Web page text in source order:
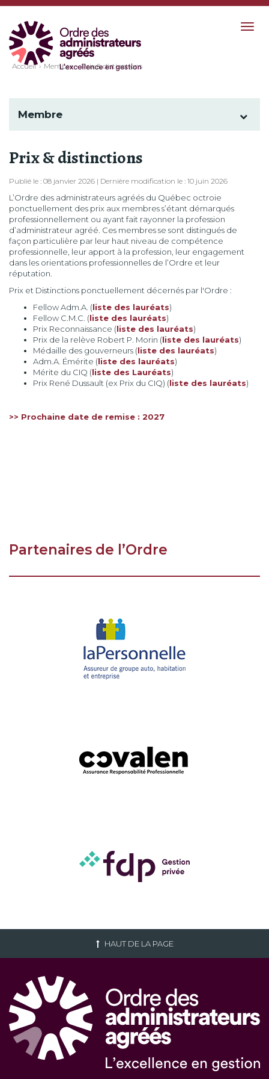
Accueil Membre Prix & distinctions
Membre
Prix & distinctions
Publié le : 08 janvier 2026 | Dernière modification le : 10 juin 2026
L’Ordre des administrateurs agréés du Québec octroie
ponctuellement des prix aux membres s’étant démarqués
professionnellement ou ayant fait rayonner la profession
d’administrateur agréé. Ces membres se sont distingués de
façon particulière par leur haut niveau de compétence
professionnelle, leur apport à la profession, leur engagement
dans les orientations professionnelles de l’Ordre et leur
réputation.
Prix et Distinctions ponctuellement décernés par l'Ordre :
Fellow Adm.A. (liste des lauréats)
Fellow C.M.C. (liste des lauréats)
Prix Reconnaissance (liste des lauréats)
Prix de la relève Robert P. Morin (liste des lauréats)
Médaille des gouverneurs (liste des lauréats)
Adm.A. Émérite (liste des lauréats)
Mérite du CIQ (liste des Lauréats)
Prix René Dussault (ex Prix du CIQ) (liste des lauréats)
>> Prochaine date de remise : 2027
Partenaires de l’Ordre
HAUT DE LA PAGE